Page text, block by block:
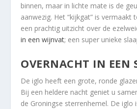
binnen, maar in lichte mate is de
aanwezig. Het “kijkgat” is vermaakt
een prachtig uitzicht over de
in een wijnvat; een super unieke
OVERNACHT IN EEN
De iglo heeft een grote, ronde
Bij een heldere nacht geniet u
de Groningse sterrenhemel. De iglo